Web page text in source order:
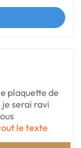
plaquette de
serai ravi
le texte